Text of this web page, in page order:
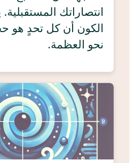
انتصاراتك
الكون أن كل تحدٍ هو
نحو العظمة.